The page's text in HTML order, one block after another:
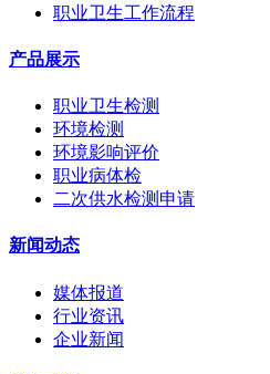
职业卫生工作流程
产品展示
职业卫生检测
环境检测
环境影响评价
职业病体检
二次供水检测申请
新闻动态
媒体报道
行业资讯
企业新闻